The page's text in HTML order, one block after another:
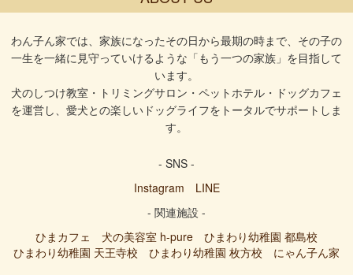
わん子ん家では、家族になったその日から最期の時まで、その子の
一生を一緒に見守っていけるような「もう一つの家族」を目指して
います。
犬のしつけ教室・トリミングサロン・ペットホテル・ドッグカフェ
を運営し、愛犬との楽しいドッグライフをトータルでサポートしま
す。
- SNS -
Instagram
LINE
- 関連施設 -
ひまカフェ
犬の美容室 h-pure
ひまわり幼稚園 都島校
ひまわり幼稚園 天王寺校
ひまわり幼稚園 枚方校 にゃん子ん家